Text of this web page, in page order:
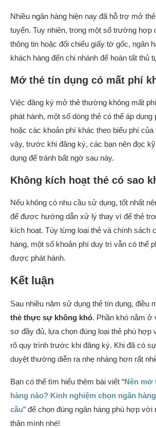
Nhiều ngân hàng hiện nay đã hỗ trợ mở
tuyến. Tuy nhiên, trong một số trường hợp
thông tin hoặc đối chiếu giấy tờ gốc, ngân
khách hàng đến chi nhánh để hoàn tất thủ
Mở thẻ tín dụng có mất phí
Việc đăng ký mở thẻ thường không mất
phát hành, một số dòng thẻ có thể áp
hoặc các khoản phí khác theo biểu phí
vậy, trước khi đăng ký, các bạn nên đọc
dụng để tránh bất ngờ sau này.
Không kích hoạt thẻ có sao
Nếu không có nhu cầu sử dụng, tốt nhất
để được hướng dẫn xử lý thay vì để thẻ
kích hoạt. Tùy từng loại thẻ và chính sách
hàng, một số khoản phí duy trì vẫn có thể
được phát hành.
Kết luận
Sau nhiều năm sử dụng thẻ tín dụng, điều
thẻ thực sự không khó. Phần khó nằm ở
sơ đầy đủ, lựa chọn đúng loại thẻ phù hợp
rõ quy trình trước khi đăng ký. Khi đã có
duyệt thường diễn ra nhẹ nhàng hơn rất
Bạn có thể tìm hiểu thêm bài viết “Nên mở
hàng nào? Kinh nghiệm chọn ngân
cầu” để chọn đúng ngân hàng phù hợp với
thân mình nhé!